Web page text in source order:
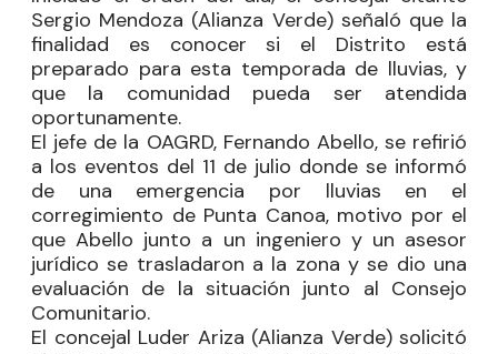
Sergio Mendoza (Alianza Verde) señaló que la
finalidad es conocer si el Distrito está
preparado para esta temporada de lluvias, y
que la comunidad pueda ser atendida
oportunamente.
El jefe de la OAGRD, Fernando Abello, se refirió
a los eventos del 11 de julio donde se informó
de una emergencia por lluvias en el
corregimiento de Punta Canoa, motivo por el
que Abello junto a un ingeniero y un asesor
jurídico se trasladaron a la zona y se dio una
evaluación de la situación junto al Consejo
Comunitario.
El concejal Luder Ariza (Alianza Verde) solicitó